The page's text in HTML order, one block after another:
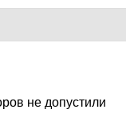
не допустили